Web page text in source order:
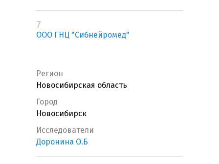
7
ООО ГНЦ "Сибнейромед"
Регион
Новосибирская область
Город
Новосибирск
Исследователи
Доронина О.Б